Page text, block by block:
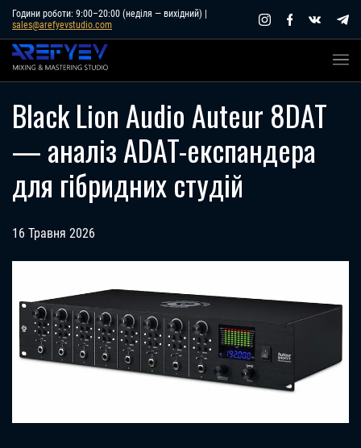
Skip
content
Години роботи: 9:00–20:00 (неділя — вихідний) |
sales@arefyevstudio.com
Black Lion Audio Auteur 8DAT
— аналіз ADAT-експандера
для гібридних студій
16 Травня 2026